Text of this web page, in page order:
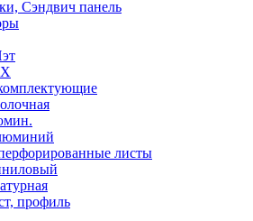
Сэндвич панель
листы
профиль